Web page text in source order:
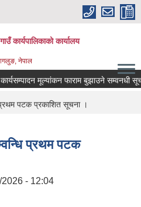
कार्यपालिकाको कार्यालय
नेपाल
कार्यसम्पादन मूल्यांकन फाराम बुझाउने सम्वनधी
पटक प्रकाशित सूचना ।
प्रथम पटक
- 12:04